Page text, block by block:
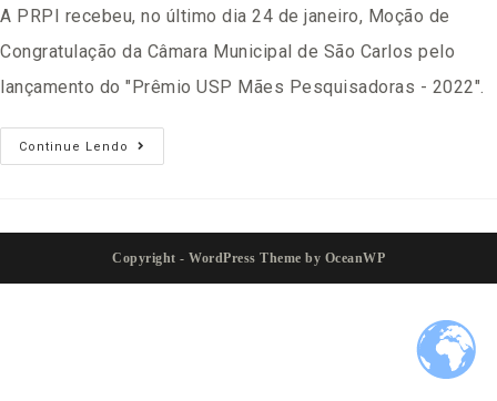
A PRPI recebeu, no último dia 24 de janeiro, Moção de
Congratulação da Câmara Municipal de São Carlos pelo
lançamento do "Prêmio USP Mães Pesquisadoras - 2022".
Continue Lendo
Copyright - WordPress Theme by OceanWP